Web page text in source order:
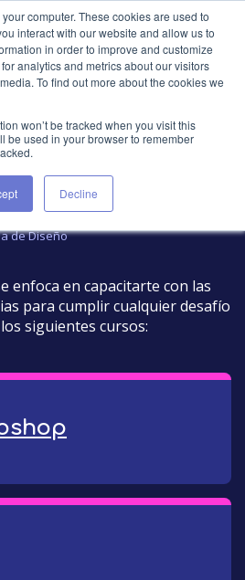
computer. These cookies are used to
interact with our website and allow us to
in order to improve and customize
analytics and metrics about our visitors
To find out more about the cookies we
won’t be tracked when you visit this
be used in your browser to remember
Decline
Diseño
de Diseño
enfoca en capacitarte con las
para cumplir cualquier desafío
siguientes cursos: